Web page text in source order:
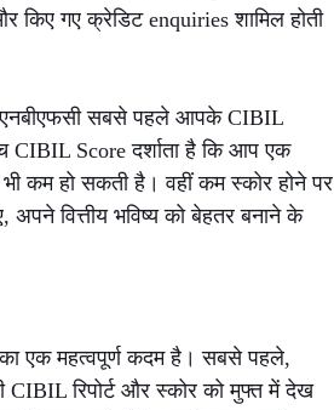
किए गए क्रेडिट enquiries शामिल होती
सबसे पहले आपके CIBIL
CIBIL Score दर्शाता है कि आप एक
कम हो सकती है। वहीं कम स्कोर होने पर
वित्तीय भविष्य को बेहतर बनाने के
एक महत्वपूर्ण कदम है। सबसे पहले,
रिपोर्ट और स्कोर को मुफ्त में देख